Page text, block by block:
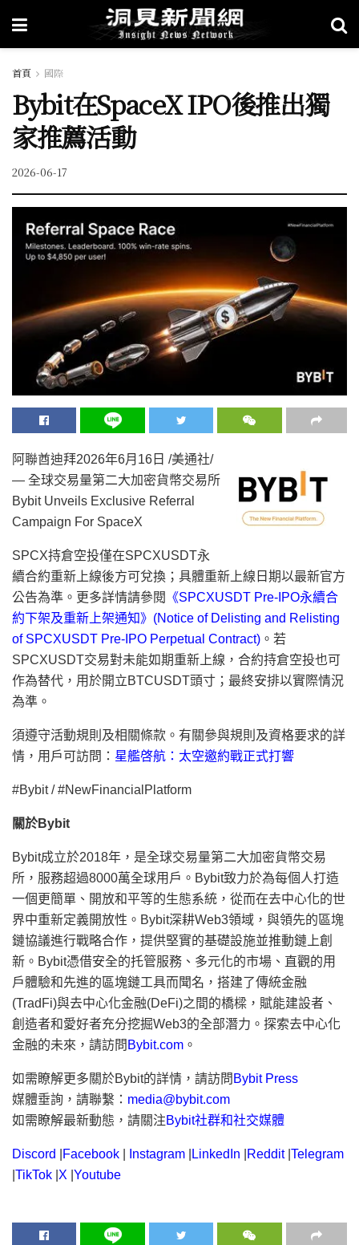
首頁 國際
Bybit在SpaceX IPO後推出獨
家推薦活動
2026-06-17
阿聯酋迪拜2026年6月16日 /美通社/
— 全球交易量第二大加密貨幣交易所
Bybit Unveils Exclusive Referral
Campaign For SpaceX
SPCX持倉空投僅在SPCXUSDT永
續合約重新上線後方可兌換；具體重新上線日期以最新官方
公告為準。更多詳情請參閱 《SPCXUSDT Pre-IPO永續合
約下架及重新上架通知》(Notice of Delisting and Relisting
of SPCXUSDT Pre-IPO Perpetual Contract) 。若
SPCXUSDT交易對未能如期重新上線，合約持倉空投也可
作為替代，用於開立BTCUSDT頭寸；最終安排以實際情況
為準。
須遵守活動規則及相關條款。有關參與規則及資格要求的詳
情，用戶可訪問： 星艦啓航：太空邀約戰正式打響
#Bybit / #NewFinancialPlatform
關於Bybit
Bybit成立於2018年，是全球交易量第二大加密貨幣交易
所，服務超過8000萬全球用戶。Bybit致力於為每個人打造
一個更簡單、開放和平等的生態系統，從而在去中心化的世
界中重新定義開放性。Bybit深耕Web3領域，與領先的區塊
鏈協議進行戰略合作，提供堅實的基礎設施並推動鏈上創
新。Bybit憑借安全的托管服務、多元化的市場、直觀的用
戶體驗和先進的區塊鏈工具而聞名，搭建了傳統金融
(TradFi)與去中心化金融(DeFi)之間的橋樑，賦能建設者、
創造者和愛好者充分挖掘Web3的全部潛力。探索去中心化
金融的未來，請訪問 Bybit.com 。
如需瞭解更多關於Bybit的詳情，請訪問 Bybit Press
媒體垂詢，請聯繫： media@bybit.com
如需瞭解最新動態，請關注Bybit社群和社交媒體
Discord Facebook Instagram LinkedIn Reddit| Telegram
TikTok X Youtube